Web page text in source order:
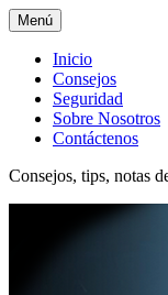
Menú
Menú
superior
Inicio
Consejos
Seguridad
Sobre Nosotros
Contáctenos
Consejos, tips, notas